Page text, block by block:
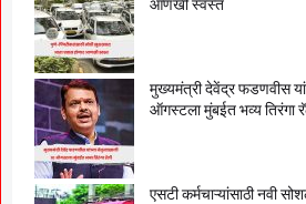
आणखी स्वस्त
मुख्यमंत्री देवेंद्र फडणवीस
ऑगस्टला मुंबईत भव्य तिरंगा
एसटी कर्मचाऱ्यांसाठी नवी